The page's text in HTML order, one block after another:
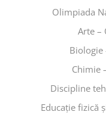
Olimpiada
Arte –
Biologie
Chimie
Discipline
Educaţie fizică